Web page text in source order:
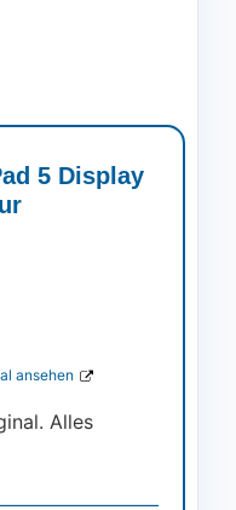
5 Display
ansehen
Alles